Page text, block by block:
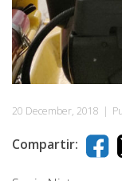
20 December, 2018 |
Compartir: